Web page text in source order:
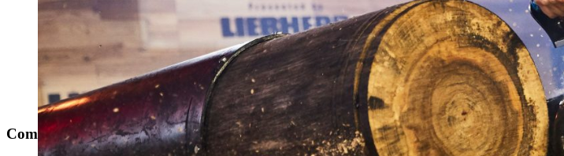
Compétitions "Intermédiaire"